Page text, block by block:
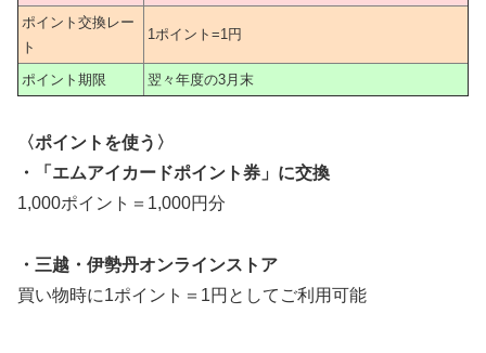
ポイント交換レー
ト
1ポイント=1円
ポイント期限 翌々年度の3月末
〈ポイントを使う〉
・「エムアイカードポイント券」に交換
1,000ポイント＝1,000円分
・三越・伊勢丹オンラインストア
買い物時に1ポイント＝1円としてご利用可能